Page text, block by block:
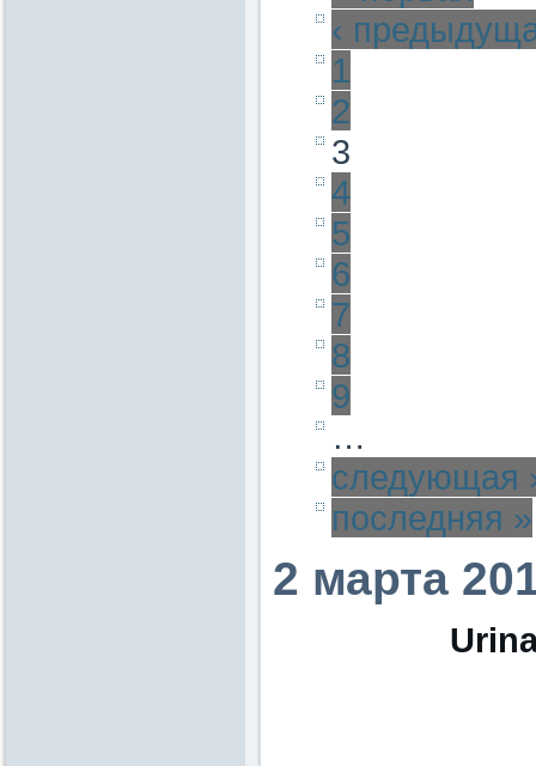
‹
1
2
3
4
5
6
7
8
9
…
следующая
последняя »
2 марта